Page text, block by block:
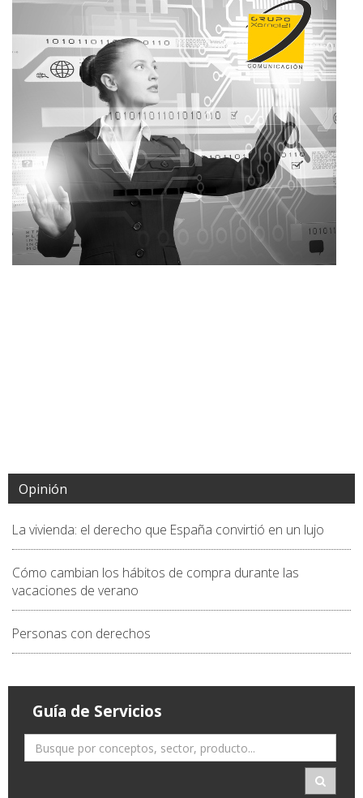
Opinión
La vivienda: el derecho que España convirtió en un lujo
Cómo cambian los hábitos de compra durante las
vacaciones de verano
Personas con derechos
Guía de Servicios